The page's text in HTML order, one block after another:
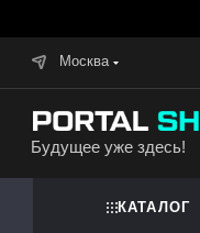
Москва
Будущее уже здесь!
КАТАЛОГ